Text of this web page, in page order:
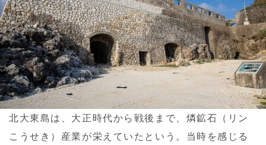
北大東島は、大正時代から戦後まで、燐鉱石（リン
こうせき）産業が栄えていたという。当時を感じる